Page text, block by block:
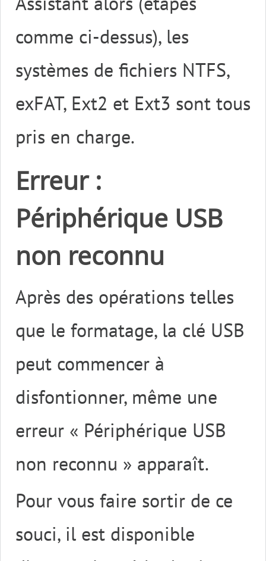
comme ci-dessus), les
systèmes de fichiers NTFS,
exFAT, Ext2 et Ext3 sont tous
pris en charge.
Erreur :
Périphérique USB
non reconnu
Après des opérations telles
que le formatage, la clé USB
peut commencer à
disfontionner, même une
erreur « Périphérique USB
non reconnu » apparaît.
Pour vous faire sortir de ce
souci, il est disponible